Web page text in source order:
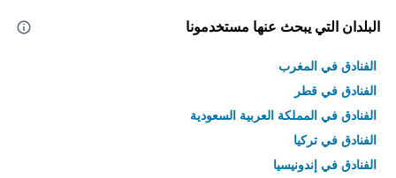
البلدان التي يبحث عنها مستخدمونا
الفنادق في المغرب
الفنادق في قطر
الفنادق في المملكة العربية السعودية
الفنادق في تركيا
الفنادق في إندونيسيا